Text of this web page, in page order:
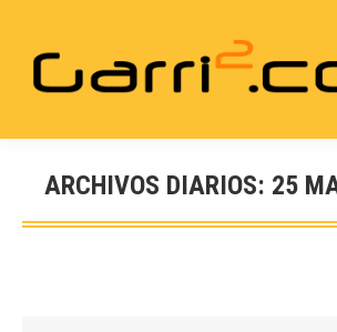
ARCHIVOS DIARIOS: 25
Estás aquí: